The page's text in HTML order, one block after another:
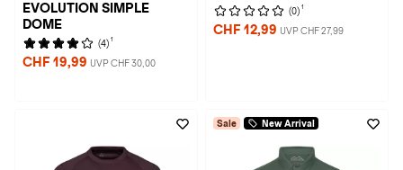
EVOLUTION SIMPLE
DOME
(4) 1
CHF 19,99 UVP CHF 30,00
(0) 1
CHF 12,99 UVP CHF 27,99
Sale New Arrival